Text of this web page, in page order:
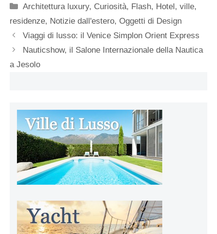
Categorie
Architettura luxury, Curiosità, Flash, Hotel, ville,
residenze, Notizie dall'estero, Oggetti di Design
Viaggi di lusso: il Venice Simplon Orient Express
Nauticshow, il Salone Internazionale della Nautica
a Jesolo